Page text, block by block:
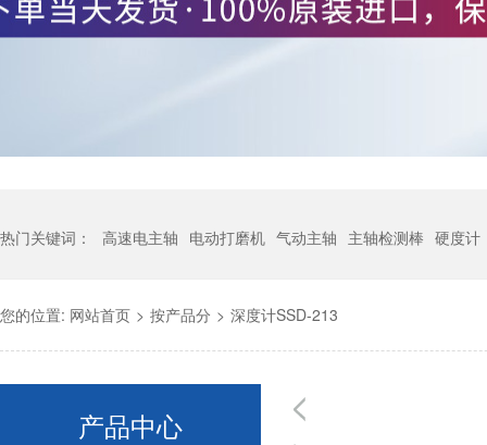
热门关键词： 高速电主轴 电动打磨机 气动主轴 主轴检测棒 硬度计
您的位置: 网站首页 > 按产品分 > 深度计SSD-213
产品中心